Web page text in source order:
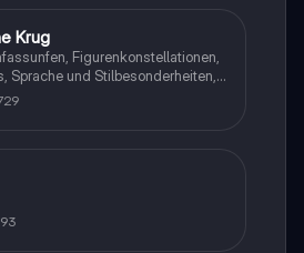
Krug
Figurenkonstellationen,
Sprache und Stilbesonderheiten,
Interpretation